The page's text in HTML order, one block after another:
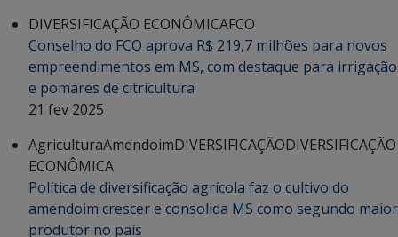
DIVERSIFICAÇÃO ECONÔMICAFCO
Conselho do FCO aprova R$ 219,7 milhões para novos
empreendimentos em MS, com destaque para irrigação
e pomares de citricultura
21 fev 2025
AgriculturaAmendoimDIVERSIFICAÇÃODIVERSIFICAÇÃO
ECONÔMICA
Política de diversificação agrícola faz o cultivo do
amendoim crescer e consolida MS como segundo maior
produtor no país